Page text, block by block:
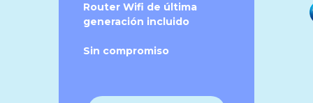
Router Wifi de última
generación incluido
Sin compromiso